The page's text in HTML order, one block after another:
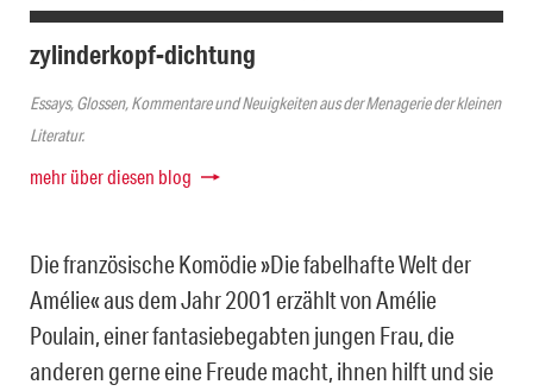
zylinderkopf-dichtung
Essays, Glossen, Kommentare und Neuigkeiten aus der Menagerie der kleinen
Literatur.
mehr über diesen blog
Die französische Komödie »Die fabelhafte Welt der
Amélie« aus dem Jahr 2001 erzählt von Amélie
Poulain, einer fantasiebegabten jungen Frau, die
anderen gerne eine Freude macht, ihnen hilft und sie